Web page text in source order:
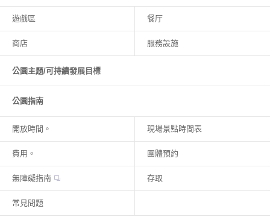
遊戲區 餐厅
商店 服務設施
公園主題/可持續發展目標
公園指南
開放時間。 現場景點時間表
費用。 團體預約
無障礙指南 存取
常見問題